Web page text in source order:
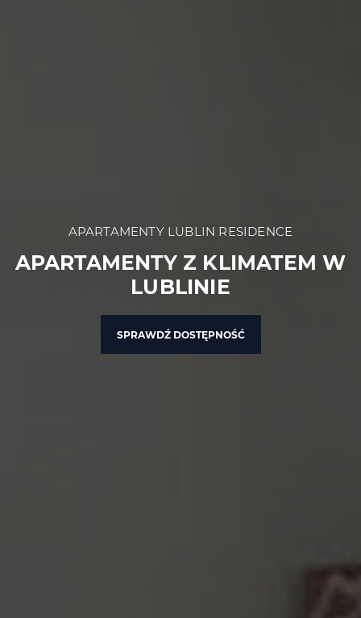
APARTAMENTY LUBLIN RESIDENCE
APARTAMENTY Z KLIMATEM W
LUBLINIE
SPRAWDŹ DOSTĘPNOŚĆ